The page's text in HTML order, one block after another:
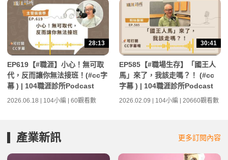
28:13
EP619【#職涯】小心！無可取
代，反而讓你無法接班！(#cc字
幕 ) | 104職涯診所Podcast
2026.06.18 | 104小編 | 60觀看數
30:41
EP585【#職場生存】「國王人
馬」來了，我該走嗎？！ (#cc
字幕 ) | 104職涯診所Podcast
2026.02.09 | 104小編 | 20660觀看數
產業新訊 更多訂閱內容